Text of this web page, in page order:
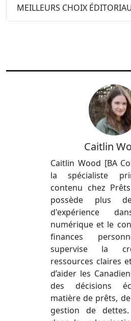
MEILLEURS CHOIX
Caitlin
Caitlin Wood [BA
la spécialiste
contenu chez
possède plus
d'expérience
numérique et le
finances
supervise la
ressources claires
d’aider les
des décisions
matière de prêts,
gestion de dettes.